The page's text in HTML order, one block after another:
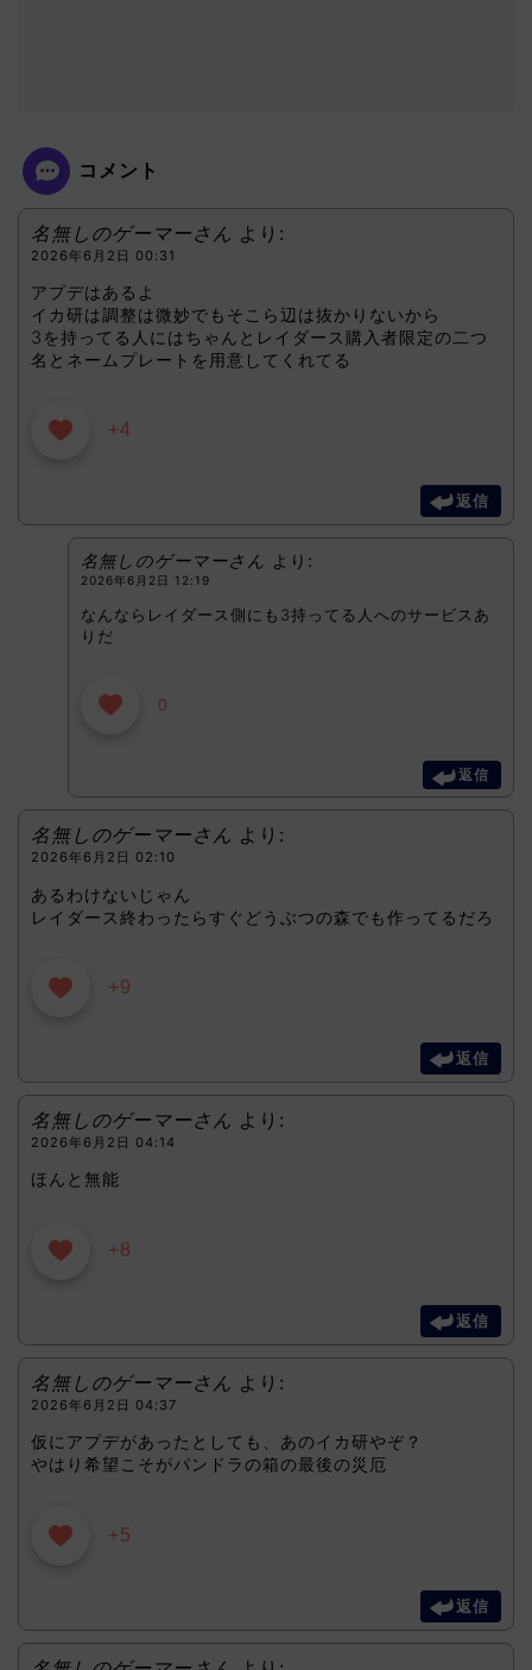
コメント
名無しのゲーマーさん より:
2026年6月2日 00:31
アプデはあるよ
イカ研は調整は微妙でもそこら辺は抜かりないから
3を持ってる人にはちゃんとレイダース購入者限定の二つ
名とネームプレートを用意してくれてる
+4
返信
名無しのゲーマーさん より:
2026年6月2日 12:19
なんならレイダース側にも3持ってる人へのサービスあ
りだ
0
返信
名無しのゲーマーさん より:
2026年6月2日 02:10
あるわけないじゃん
レイダース終わったらすぐどうぶつの森でも作ってるだろ
+9
返信
名無しのゲーマーさん より:
2026年6月2日 04:14
ほんと無能
+8
返信
名無しのゲーマーさん より:
2026年6月2日 04:37
仮にアプデがあったとしても、あのイカ研やぞ？
やはり希望こそがパンドラの箱の最後の災厄
+5
返信